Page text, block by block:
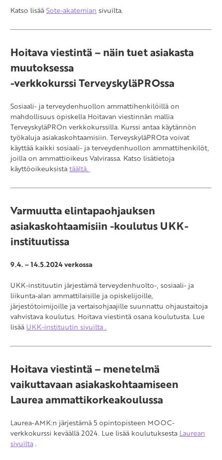
Katso lisääSote-akatemian sivuilta.
Hoitava viestintä – näin tuet asiakasta
muutoksessa
-verkkokurssi TerveyskyläPROssa
Sosiaali- ja terveydenhuollon ammattihenkilöillä on
mahdollisuus opiskella Hoitavan viestinnän mallia
TerveyskyläPROn verkkokurssilla. Kurssi antaa käytännön
työkaluja asiakaskohtaamisiin. TerveyskyläPROta voivat
käyttää kaikki sosiaali- ja terveydenhuollon ammattihenkilöt,
joilla on ammattioikeus Valvirassa. Katso lisätietoja
käyttöoikeuksistatäältä.
Varmuutta elintapaohjauksen
asiakaskohtaamisiin -koulutus UKK-
instituutissa
9.4. – 14.5.2024 verkossa
UKK-instituutin järjestämä terveydenhuolto-, sosiaali- ja
liikunta-alan ammattilaisille ja opiskelijoille,
järjestötoimijoille ja vertaisohjaajille suunnattu ohjaustaitoja
vahvistava koulutus. Hoitava viestintä osana koulutusta. Lue
lisää UKK-instituutin sivuilta .
Hoitava viestintä – menetelmä
vaikuttavaan asiakaskohtaamiseen
Laurea ammattikorkeakoulussa
Laurea-AMK:n järjestämä 5 opintopisteen MOOC-
verkkokurssi keväällä 2024. Lue lisää koulutuksesta Laurean
sivuilta.